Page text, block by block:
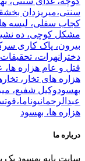
سنتی،میریزدان بخش
کجاب سفلی، لیسه
مشکل کوچی، ده
بیرون، پاک کاری
دخترانهرات، تحقیقات
قتل و عام هزاره ها،
هزاره های تخار، تخار
بهسودوکیل شفیع،
عبدالرحمانیوناما،
هزاره ها، بهسود
درباره ما
سایت بابه بهسود یک